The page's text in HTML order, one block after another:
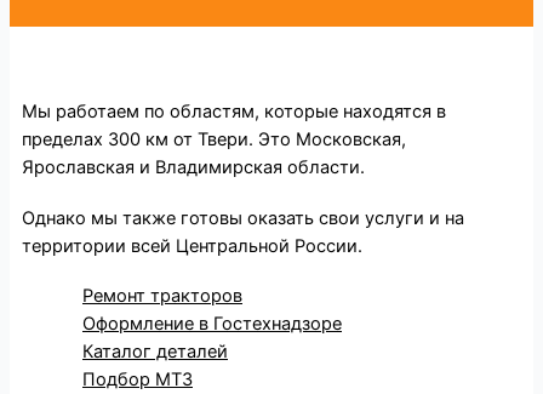
Мы работаем по областям, которые находятся в
пределах 300 км от Твери. Это Московская,
Ярославская и Владимирская области.
Однако мы также готовы оказать свои услуги и на
территории всей Центральной России.
Ремонт тракторов
Оформление в Гостехнадзоре
Каталог деталей
Подбор МТЗ